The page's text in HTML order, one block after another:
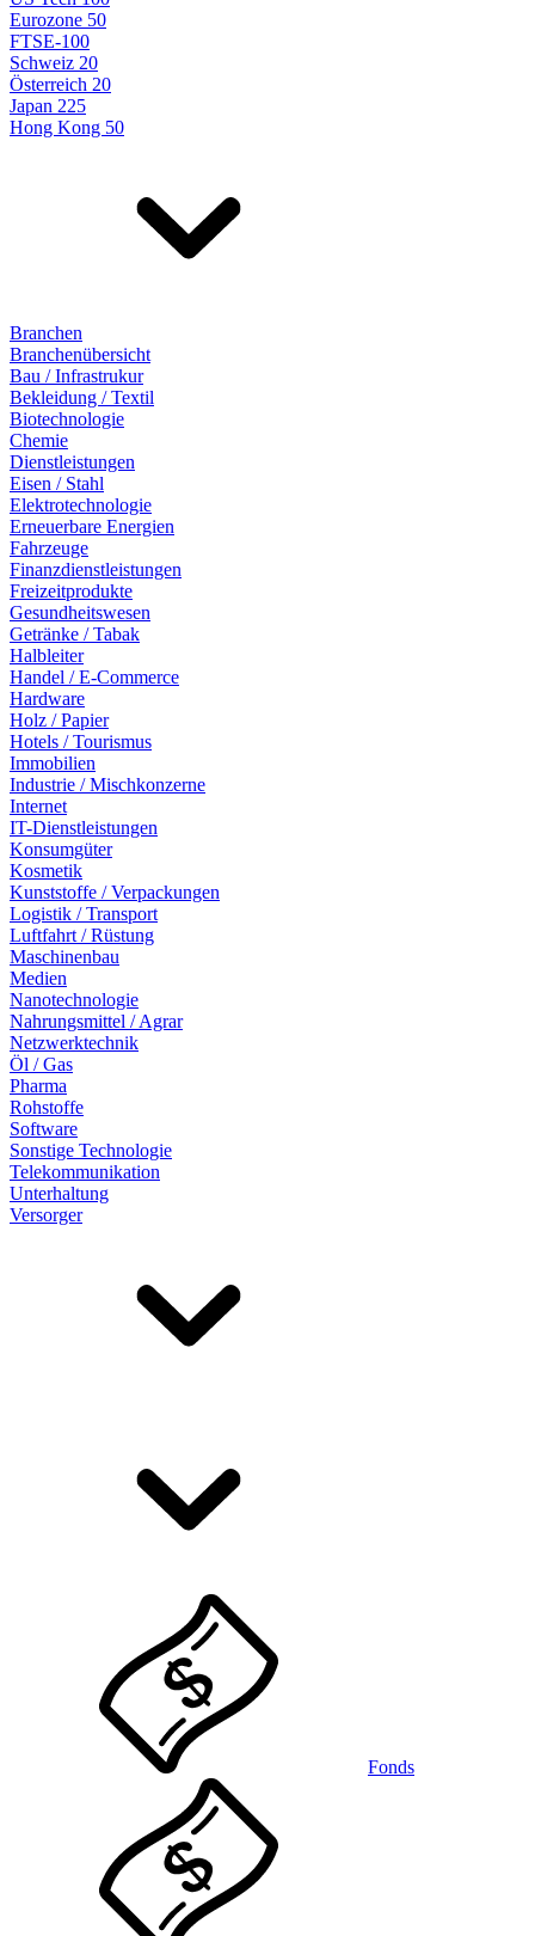
Eurozone 50
FTSE-100
Schweiz 20
Österreich 20
Japan 225
Hong Kong 50
Branchen
Branchenübersicht
Bau / Infrastrukur
Bekleidung / Textil
Biotechnologie
Chemie
Dienstleistungen
Eisen / Stahl
Elektrotechnologie
Erneuerbare Energien
Fahrzeuge
Finanzdienstleistungen
Freizeitprodukte
Gesundheitswesen
Getränke / Tabak
Halbleiter
Handel / E-Commerce
Hardware
Holz / Papier
Hotels / Tourismus
Immobilien
Industrie / Mischkonzerne
Internet
IT-Dienstleistungen
Konsumgüter
Kosmetik
Kunststoffe / Verpackungen
Logistik / Transport
Luftfahrt / Rüstung
Maschinenbau
Medien
Nanotechnologie
Nahrungsmittel / Agrar
Netzwerktechnik
Öl / Gas
Pharma
Rohstoffe
Software
Sonstige Technologie
Telekommunikation
Unterhaltung
Versorger
Fonds